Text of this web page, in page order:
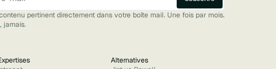
pertinent directement dans votre boîte mail. Une fois par mois.
jamais.
Alternatives